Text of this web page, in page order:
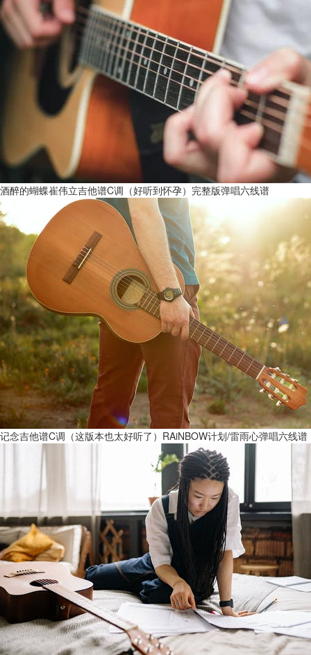
酒醉的蝴蝶崔伟立吉他谱C调（好听到怀孕）完整版弹唱六线谱
记念吉他谱C调（这版本也太好听了）RAiNBOW计划/雷雨心弹唱六线谱